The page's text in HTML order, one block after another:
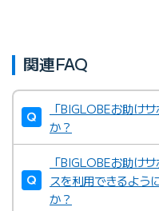
関連FAQ
「BIGLOBEお助け
か？
「BIGLOBEお助け
スを利用できるよう
か？